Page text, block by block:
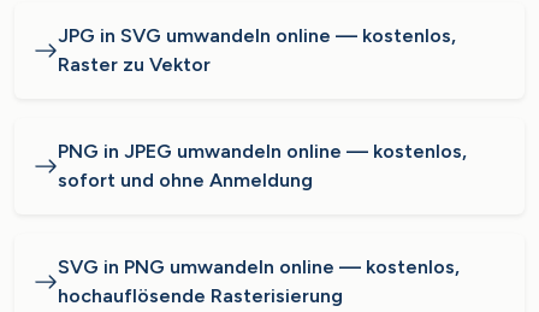
JPG in SVG umwandeln online — kostenlos,
Raster zu Vektor
PNG in JPEG umwandeln online — kostenlos,
sofort und ohne Anmeldung
SVG in PNG umwandeln online — kostenlos,
hochauflösende Rasterisierung